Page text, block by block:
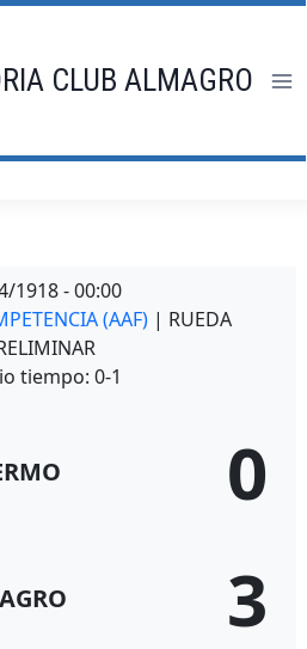
CLUB ALMAGRO
1918 - 00:00
(AAF) | RUEDA
tiempo: 0-1
0
3